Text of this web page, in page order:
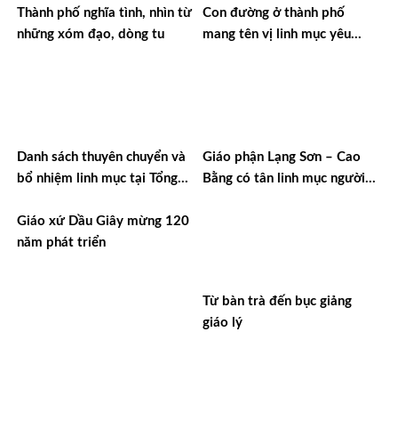
Thành phố nghĩa tình, nhìn từ
những xóm đạo, dòng tu
Con đường ở thành phố
mang tên vị linh mục yêu
Danh sách thuyên chuyển và
bổ nhiệm linh mục tại Tổng
Giáo phận Lạng Sơn – Cao
Bằng có tân linh mục người
Giáo xứ Dầu Giây mừng 120
năm phát triển
Từ bàn trà đến bục giảng
giáo lý